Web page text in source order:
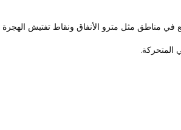
في مناطق مثل مترو الأنفاق ونقاط تفتيش الهجرة
المتحركة.